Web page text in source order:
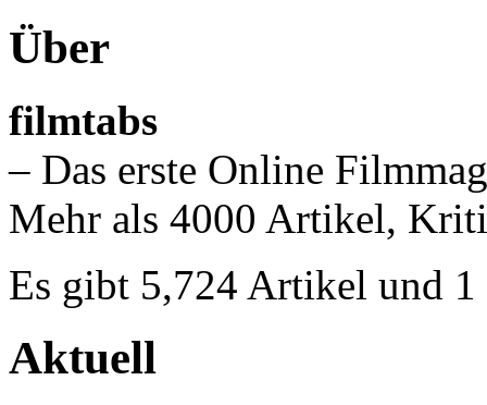
Über
filmtabs
– Das erste Online
Mehr als 4000 Artikel,
Es gibt 5,724 Artikel und 1
Aktuell